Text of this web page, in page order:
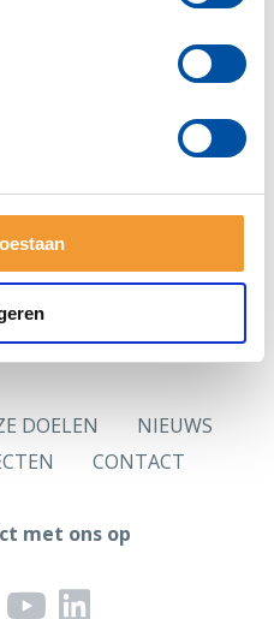
opgenomen persoonlijk
DOELEN
NIEUWS
CONTACT
met ons op